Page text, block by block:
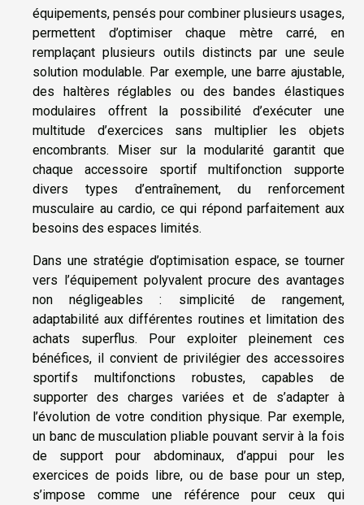
équipements, pensés pour combiner plusieurs usages,
permettent d’optimiser chaque mètre carré, en
remplaçant plusieurs outils distincts par une seule
solution modulable. Par exemple, une barre ajustable,
des haltères réglables ou des bandes élastiques
modulaires offrent la possibilité d’exécuter une
multitude d’exercices sans multiplier les objets
encombrants. Miser sur la modularité garantit que
chaque accessoire sportif multifonction supporte
divers types d’entraînement, du renforcement
musculaire au cardio, ce qui répond parfaitement aux
besoins des espaces limités.
Dans une stratégie d’optimisation espace, se tourner
vers l’équipement polyvalent procure des avantages
non négligeables : simplicité de rangement,
adaptabilité aux différentes routines et limitation des
achats superflus. Pour exploiter pleinement ces
bénéfices, il convient de privilégier des accessoires
sportifs multifonctions robustes, capables de
supporter des charges variées et de s’adapter à
l’évolution de votre condition physique. Par exemple,
un banc de musculation pliable pouvant servir à la fois
de support pour abdominaux, d’appui pour les
exercices de poids libre, ou de base pour un step,
s’impose comme une référence pour ceux qui